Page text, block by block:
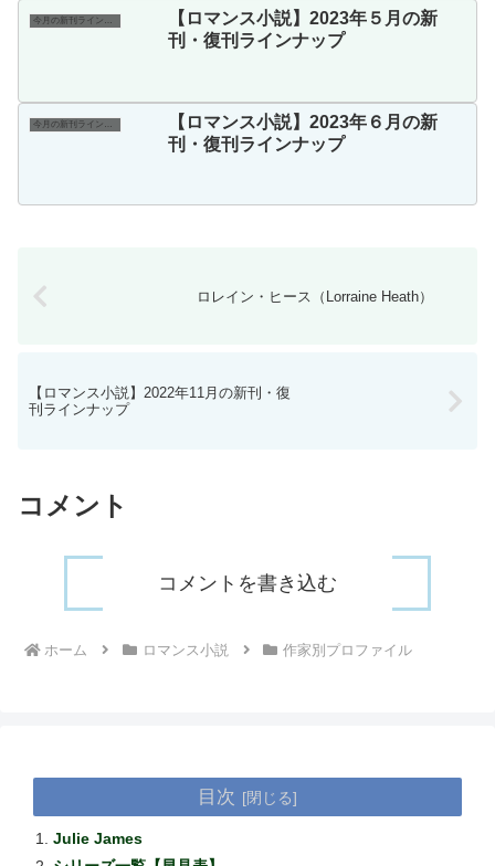
今月の新刊ラインナップ
【ロマンス小説】2023年５月の新
刊・復刊ラインナップ
【ロマンス小説】2023年６月の新
刊・復刊ラインナップ
ロレイン・ヒース（Lorraine Heath）
【ロマンス小説】2022年11月の新刊・復
刊ラインナップ
コメント
コメントを書き込む
ホーム ロマンス小説 作家別プロファイル
目次
Julie James